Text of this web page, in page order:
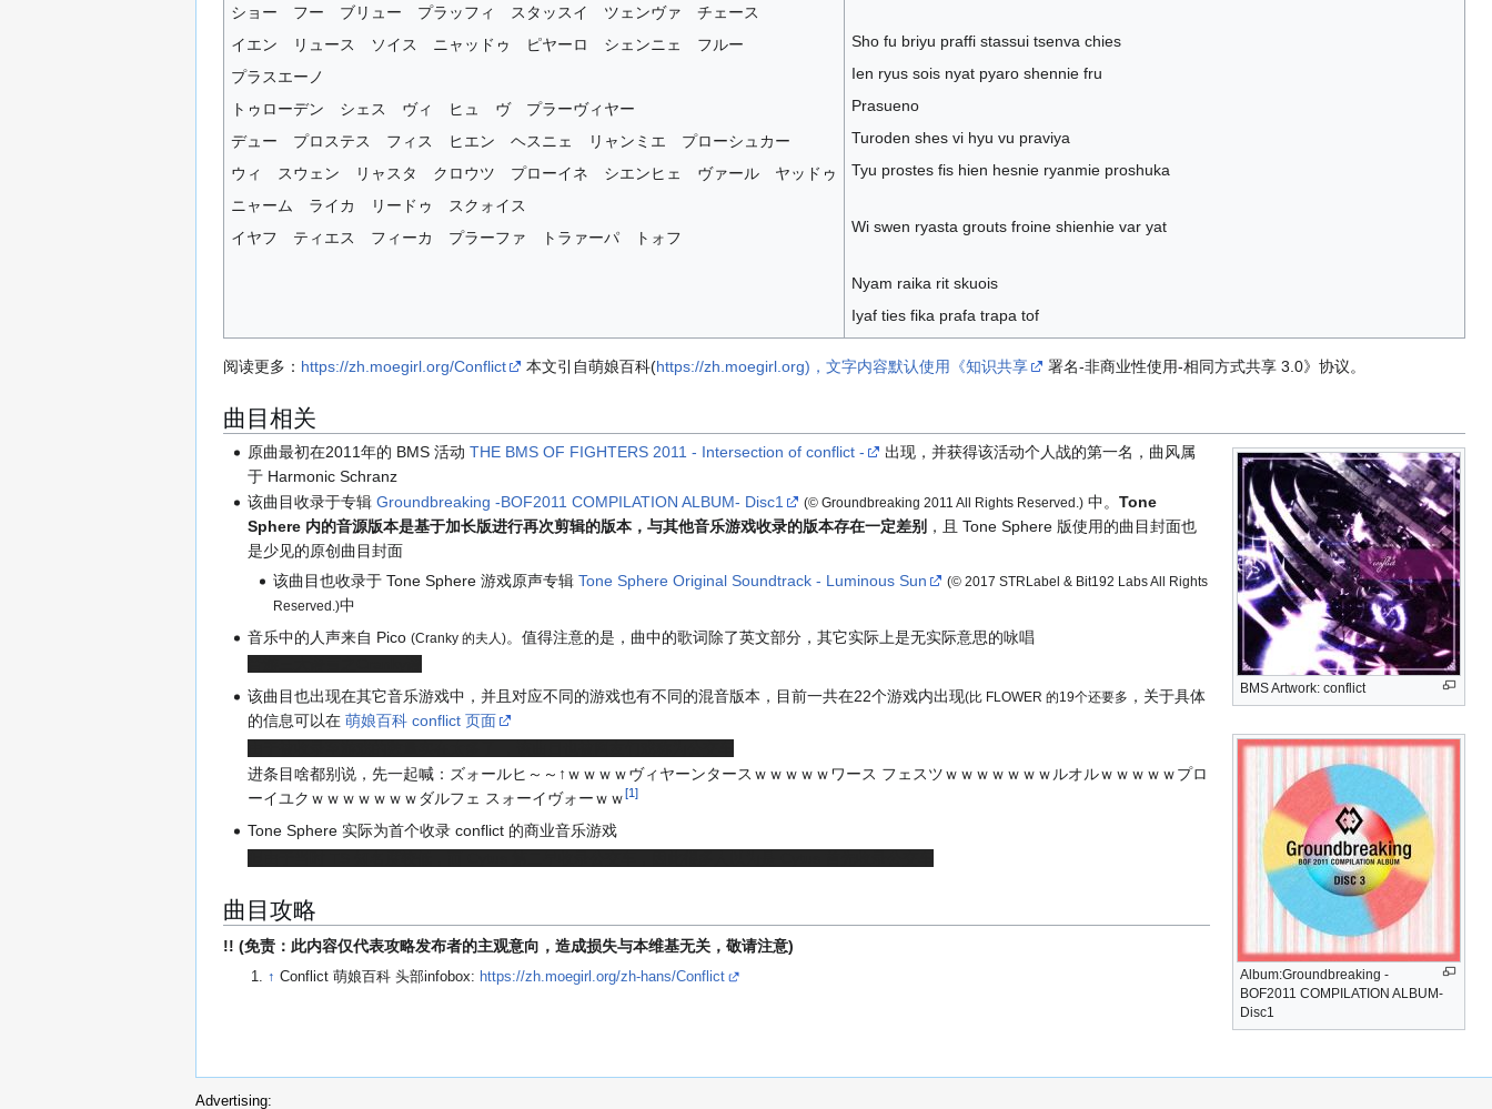
ショー フー ブリュー プラッフィ スタッスイ ツェンヴァ チェース
イエン リュース ソイス ニャッドゥ ピヤーロ シェンニェ フルー
プラスエーノ
トゥローデン シェス ヴィ ヒュ ヴ プラーヴィヤー
デュー プロステス フィス ヒエン ヘスニェ リャンミエ プローシュカー
ウィ スウェン リャスタ クロウツ プローイネ シエンヒェ ヴァール ヤッドゥ
ニャーム ライカ リードゥ スクォイス
イヤフ ティエス フィーカ プラーファ トラァーパ トォフ
Sho fu briyu praffi stassui tsenva chies
Ien ryus sois nyat pyaro shennie fru
Prasueno
Turoden shes vi hyu vu praviya
Tyu prostes fis hien hesnie ryanmie proshuka
Wi swen ryasta grouts froine shienhie var yat
Nyam raika rit skuois
Iyaf ties fika prafa trapa tof
阅读更多： https://zh.moegirl.org/Conflict 本文引自萌娘百科(https://zh.moegirl.org)，文字内容默认使用《知识共享 署名-非商业性使用-相同方式共享 3.0》协议。
曲目相关
BMS Artwork: conflict
Album:Groundbreaking -
BOF2011 COMPILATION ALBUM-
Disc1
原曲最初在2011年的 BMS 活动THE BMS OF FIGHTERS 2011 - Intersection of conflict -
出现，并获得该活动个人战的第一名，曲风属
于 Harmonic Schranz
该曲目收录于专辑Groundbreaking -BOF2011 COMPILATION ALBUM- Disc1 (© Groundbreaking 2011 All Rights Reserved.) 中。Tone
Sphere 内的音源版本是基于加长版进行再次剪辑的版本，与其他音乐游戏收录的版本存在一定差别 ，且 Tone Sphere 版使用的曲目封面也
是少见的原创曲目封面
该曲目也收录于 Tone Sphere 游戏原声专辑 Tone Sphere Original Soundtrack - Luminous Sun
(© 2017 STRLabel & Bit192 Labs All Rights
Reserved.)中
音乐中的人声来自 Pico(Cranky 的夫人)。值得注意的是，曲中的歌词除了英文部分，其它实际上是无实际意思的咏唱
该曲目也出现在其它音乐游戏中，并且对应不同的游戏也有不同的混音版本，目前一共在22个游戏内出现(比 FLOWER 的19个还要多 ，关于具体
的信息可以在萌娘百科 conflict 页面
进条目啥都别说，先一起喊：ズォールヒ～～↑ｗｗｗｗヴィヤーンタースｗｗｗｗｗワース フェスツｗｗｗｗｗｗｗルオルｗｗｗｗｗプロ
ーイユクｗｗｗｗｗｗｗダルフェ スォーイヴォーｗｗ[1]
Tone Sphere 实际为首个收录 conflict 的商业音乐游戏
曲目攻略
!! (免责：此内容仅代表攻略发布者的主观意向，造成损失与本维基无关，敬请注意)
↑ Conflict 萌娘百科 头部infobox: https://zh.moegirl.org/zh-hans/Conflict
Advertising: